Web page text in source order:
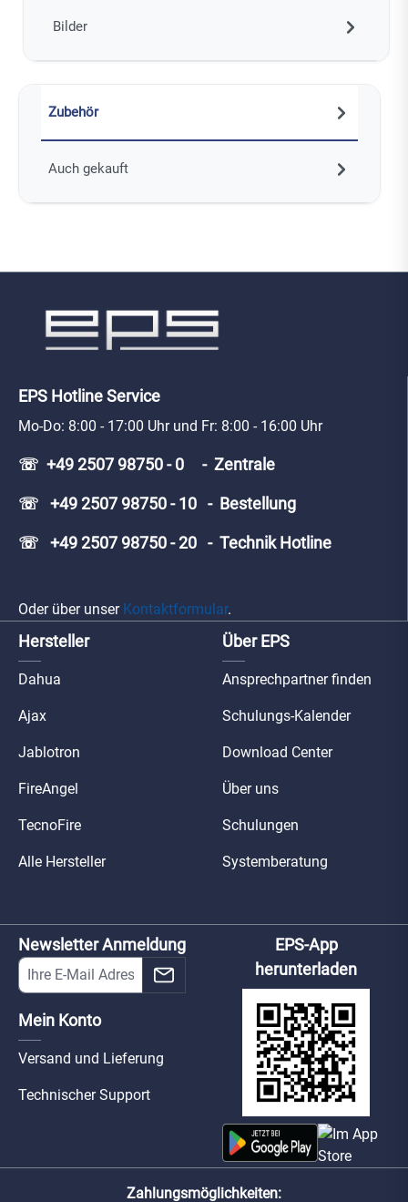
Bilder
Zubehör
Auch gekauft
EPS Hotline Service
Mo-Do: 8:00 - 17:00 Uhr und Fr: 8:00 - 16:00 Uhr
☏ +49 2507 98750 - 0 - Zentrale
☏ +49 2507 98750 - 10 - Bestellung
☏ +49 2507 98750 - 20 - Technik Hotline
Oder über unser Kontaktformular.
Hersteller
Dahua
Ajax
Jablotron
FireAngel
TecnoFire
Alle Hersteller
Über EPS
Ansprechpartner finden
Schulungs-Kalender
Download Center
Über uns
Schulungen
Systemberatung
Newsletter Anmeldung
Mein Konto
Versand und Lieferung
Technischer Support
EPS-App
herunterladen
Zahlungsmöglichkeiten: